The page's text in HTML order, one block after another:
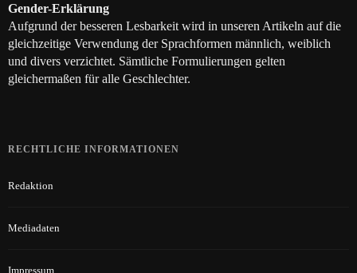
Gender-Erklärung
Aufgrund der besseren Lesbarkeit wird in unseren Artikeln auf die
gleichzeitige Verwendung der Sprachformen männlich, weiblich
und divers verzichtet. Sämtliche Formulierungen gelten
gleichermaßen für alle Geschlechter.
RECHTLICHE INFORMATIONEN
Redaktion
Mediadaten
Impressum